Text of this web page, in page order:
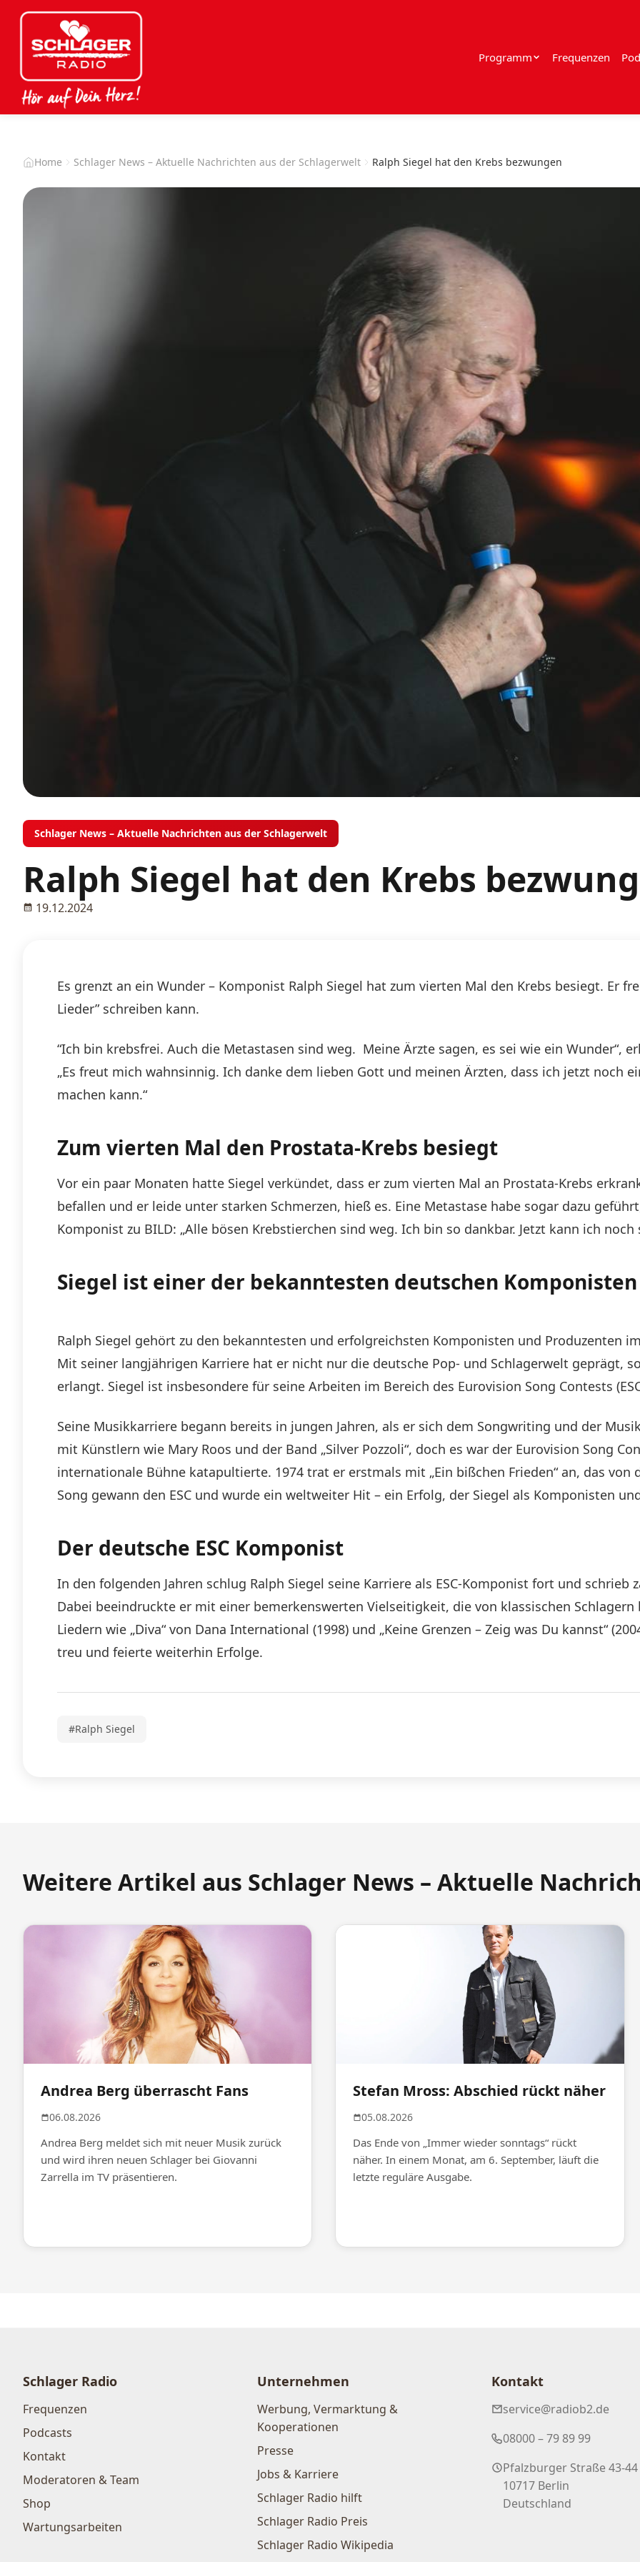
Programm Frequenzen
Home Schlager News – Aktuelle Nachrichten aus der Schlagerwelt Ralph Siegel hat den Krebs bezwungen
Schlager News – Aktuelle Nachrichten aus der Schlagerwelt
Ralph Siegel hat den Krebs
19.12.2024
Es grenzt an ein Wunder – Komponist Ralph Siegel hat zum vierten Mal den Krebs besiegt. Er
Lieder” schreiben kann.
“Ich bin krebsfrei. Auch die Metastasen sind weg. Meine Ärzte sagen, es sei wie ein Wunder“,
„Es freut mich wahnsinnig. Ich danke dem lieben Gott und meinen Ärzten, dass ich jetzt noch
machen kann.“
Zum vierten Mal den Prostata-Krebs besiegt
Vor ein paar Monaten hatte Siegel verkündet, dass er zum vierten Mal an Prostata-Krebs
befallen und er leide unter starken Schmerzen, hieß es. Eine Metastase habe sogar dazu
Komponist zu BILD: „Alle bösen Krebstierchen sind weg. Ich bin so dankbar. Jetzt kann ich noch
Siegel ist einer der bekanntesten deutschen Komponisten
Ralph Siegel gehört zu den bekanntesten und erfolgreichsten Komponisten und Produzenten
Mit seiner langjährigen Karriere hat er nicht nur die deutsche Pop- und Schlagerwelt geprägt,
erlangt. Siegel ist insbesondere für seine Arbeiten im Bereich des Eurovision Song Contests
Seine Musikkarriere begann bereits in jungen Jahren, als er sich dem Songwriting und der
mit Künstlern wie Mary Roos und der Band „Silver Pozzoli“, doch es war der Eurovision Song
internationale Bühne katapultierte. 1974 trat er erstmals mit „Ein bißchen Frieden“ an, das von
Song gewann den ESC und wurde ein weltweiter Hit – ein Erfolg, der Siegel als Komponisten
Der deutsche ESC Komponist
In den folgenden Jahren schlug Ralph Siegel seine Karriere als ESC-Komponist fort und
Dabei beeindruckte er mit einer bemerkenswerten Vielseitigkeit, die von klassischen
Liedern wie „Diva“ von Dana International (1998) und „Keine Grenzen – Zeig was Du kannst“
treu und feierte weiterhin Erfolge.
#Ralph Siegel
Weitere Artikel aus Schlager News – Aktuelle
Andrea Berg überrascht Fans
06.08.2026
Andrea Berg meldet sich mit neuer Musik zurück
und wird ihren neuen Schlager bei Giovanni
Zarrella im TV präsentieren.
Stefan Mross: Abschied rückt näher
05.08.2026
Das Ende von „Immer wieder sonntags“ rückt
näher. In einem Monat, am 6. September, läuft die
letzte reguläre Ausgabe.
Schlager Radio
Frequenzen
Podcasts
Kontakt
Moderatoren & Team
Shop
Wartungsarbeiten
Unternehmen
Werbung, Vermarktung &
Kooperationen
Presse
Jobs & Karriere
Schlager Radio hilft
Schlager Radio Preis
Schlager Radio Wikipedia
Kontakt
service@radiob2.de
08000 – 79 89 99
Pfalzburger Straße 43-44
10717 Berlin
Deutschland